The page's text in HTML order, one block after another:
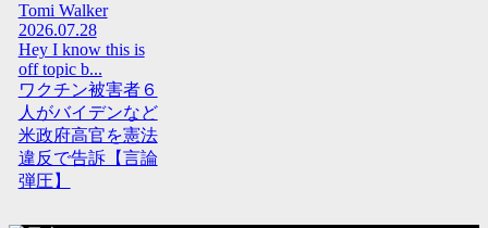
Tomi Walker
2026.07.28
Hey I know this is
off topic b...
ワクチン被害者６
人がバイデンなど
米政府高官を憲法
違反で告訴【言論
弾圧】